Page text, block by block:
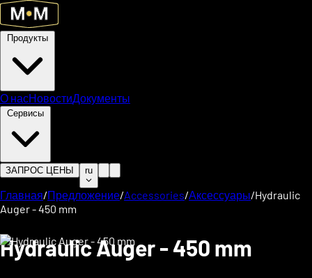
О насНовостиДокументы
ЗАПРОС ЦЕНЫ ru
Главная/Предложение/Accessories/Аксессуары/Hydraulic
Auger - 450 mm
Hydraulic Auger - 450 mm